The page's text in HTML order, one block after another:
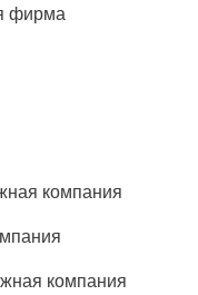
фирма
компания
компания